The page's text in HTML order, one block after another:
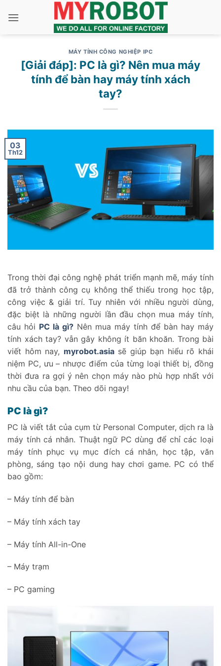
qua
MÁY TÍNH CÔNG NGHIỆP IPC
[Giải đáp]: PC là gì? Nên mua máy
tính để bàn hay máy tính xách
tay?
03
Th12
Trong thời đại công nghệ phát triển mạnh mẽ, máy tính
đã trở thành công cụ không thể thiếu trong học tập,
công việc & giải trí. Tuy nhiên với nhiều người dùng,
đặc biệt là những người lần đầu chọn mua máy tính,
câu hỏi PC là gì? Nên mua máy tính để bàn hay máy
tính xách tay? vẫn gây không ít băn khoăn. Trong bài
viết hôm nay, myrobot.asiasẽ giúp bạn hiểu rõ khái
niệm PC, ưu – nhược điểm của từng loại thiết bị, đồng
thời đưa ra gợi ý nên chọn máy nào phù hợp nhất với
nhu cầu của bạn. Theo dõi ngay!
PC là gì?
PC là viết tắt của cụm từ Personal Computer, dịch ra là
máy tính cá nhân. Thuật ngữ PC dùng để chỉ các loại
máy tính phục vụ mục đích cá nhân, học tập, văn
phòng, sáng tạo nội dung hay chơi game. PC có thể
bao gồm:
– Máy tính để bàn
– Máy tính xách tay
– Máy tính All-in-One
– Máy trạm
– PC gaming